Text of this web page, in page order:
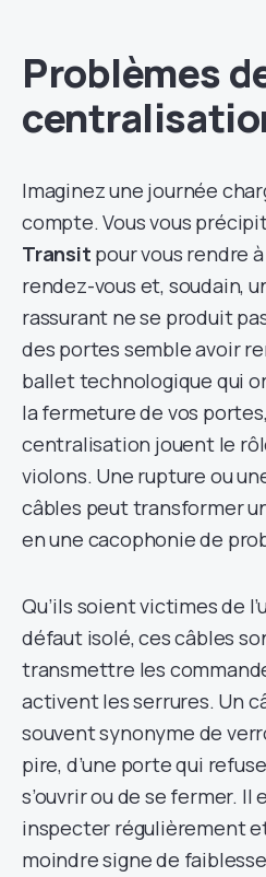
Problèmes
Imaginez une journée
compte. Vous vous
Transit pour vous rendre
rendez-vous et, soudain,
rassurant ne se produit
des portes semble avoir
ballet technologique qui
la fermeture de vos
centralisation jouent le
violons. Une rupture ou
câbles peut transformer
en une cacophonie de
Qu’ils soient victimes de
défaut isolé, ces câbles
transmettre les
activent les serrures. Un
souvent synonyme de
pire, d’une porte qui
s’ouvrir ou de se fermer.
inspecter régulièrement
moindre signe de